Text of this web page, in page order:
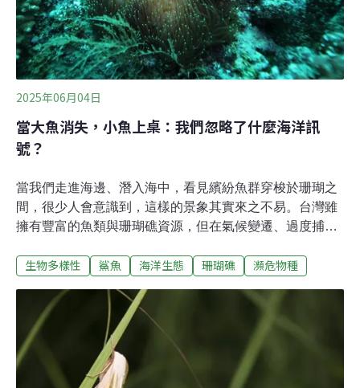
2025年06月04日
當大魚消失，小魚上桌：我們忽略了什麼海洋訊
號？
當我們走進海邊、潛入海中，看見繽紛魚群穿梭於珊瑚之
間，很少人會意識到，這樣的景象其實來之不易。台灣雖
擁有豐富的魚類與珊瑚礁資源，但在氣候變遷、過度捕撈
戰。「2025國家地理雜誌世界海洋日系列講座」於今
教授、國家海洋科技中心兼任研究員何宣慶博士，從珊瑚
礁魚類的角度切入，看見海洋保育的重要性與實務困境。
台灣魚類多樣性：全球前線的海洋寶庫目前全球已知的魚
類約有3萬7000種，淡水魚與海水魚各佔一半，且數量仍
在持續增加，平均每年約有300至500種新魚種被命名。而
生物多樣性 鯊魚 海洋生態 珊瑚礁 瀕危物種